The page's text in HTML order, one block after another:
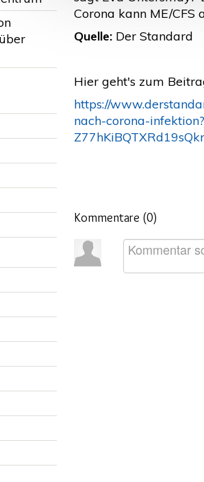
Corona kann ME/
Quelle: Der Standard
Hier geht's zum
https://
nach-corona-
Kommentare (0)